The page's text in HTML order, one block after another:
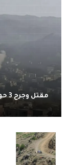
مقتل وجرح 3 حوثيين في اشتباكات غرب تعز